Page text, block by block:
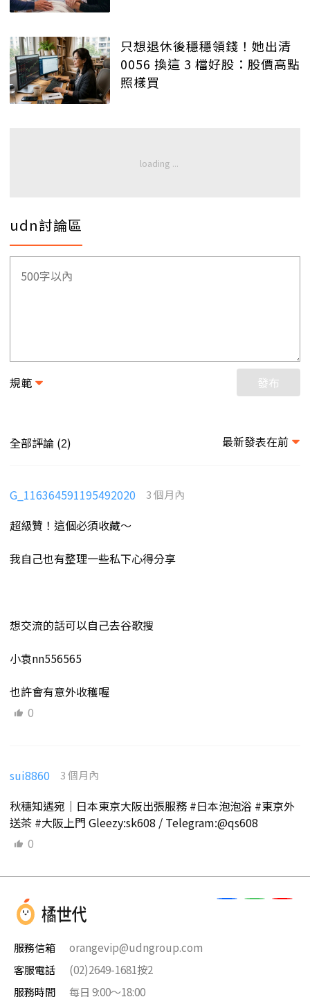
只想退休後穩穩領錢！她出清
0056 換這 3 檔好股：股價高點
照樣買
udn討論區
規範 發布
全部評論 (2) 最新發表在前
G_116364591195492020 3 個月內
超級贊！這個必須收藏～
我自己也有整理一些私下心得分享
想交流的話可以自己去谷歌搜
小袁nn556565
也許會有意外收穫喔
0
sui8860 3 個月內
秋穗知遇宛｜日本東京大阪出張服務 #日本泡泡浴 #東京外
送茶 #大阪上門 Gleezy:sk608 / Telegram:@qs608
0
服務信箱
orangevip@udngroup.com
客服電話
(02)2649-1681按2
服務時間
每日 9:00～18:00